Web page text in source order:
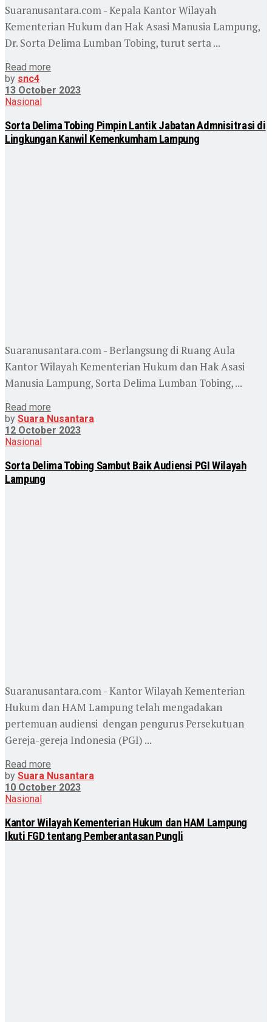
Suaranusantara.com - Kepala Kantor Wilayah
Kementerian Hukum dan Hak Asasi Manusia Lampung,
Dr. Sorta Delima Lumban Tobing, turut serta ...
Read more
by snc4
13 October 2023
Nasional
Sorta Delima Tobing Pimpin Lantik Jabatan Admnisitrasi di
Lingkungan Kanwil Kemenkumham Lampung
Suaranusantara.com - Berlangsung di Ruang Aula
Kantor Wilayah Kementerian Hukum dan Hak Asasi
Manusia Lampung, Sorta Delima Lumban Tobing, ...
Read more
by Suara Nusantara
12 October 2023
Nasional
Sorta Delima Tobing Sambut Baik Audiensi PGI Wilayah
Lampung
Suaranusantara.com - Kantor Wilayah Kementerian
Hukum dan HAM Lampung telah mengadakan
pertemuan audiensi dengan pengurus Persekutuan
Gereja-gereja Indonesia (PGI) ...
Read more
by Suara Nusantara
10 October 2023
Nasional
Kantor Wilayah Kementerian Hukum dan HAM Lampung
Ikuti FGD tentang Pemberantasan Pungli